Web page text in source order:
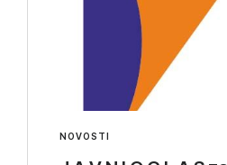
NOVOSTI